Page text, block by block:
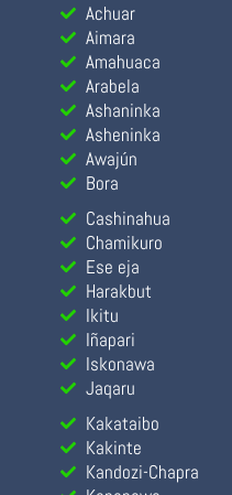
Achuar
Aimara
Amahuaca
Arabela
Ashaninka
Asheninka
Awajún
Bora
Cashinahua
Chamikuro
Ese eja
Harakbut
Ikitu
Iñapari
Iskonawa
Jaqaru
Kakataibo
Kakinte
Kandozi-Chapra